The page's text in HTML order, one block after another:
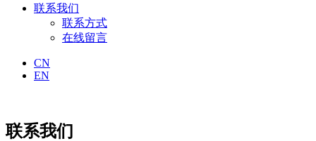
联系我们
联系方式
在线留言
CN
EN
联系我们